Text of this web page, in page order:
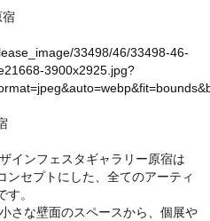
宿
33498/46/33498-46-
3900x2925.jpg?
インフェスタギャラリー原宿は
ンセプトにした、全てのアーティ
。
さな壁面のスペースから、個展や